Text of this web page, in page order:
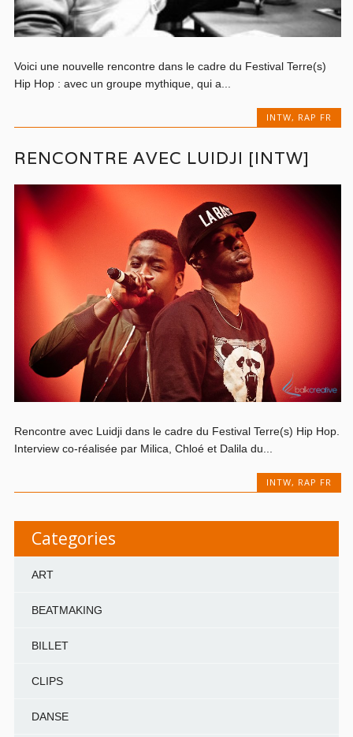
Voici une nouvelle rencontre dans le cadre du Festival Terre(s)
Hip Hop : avec un groupe mythique, qui a...
INTW, RAP FR
RENCONTRE AVEC LUIDJI [INTW]
Rencontre avec Luidji dans le cadre du Festival Terre(s) Hip Hop.
Interview co-réalisée par Milica, Chloé et Dalila du...
INTW, RAP FR
Categories
ART
BEATMAKING
BILLET
CLIPS
DANSE